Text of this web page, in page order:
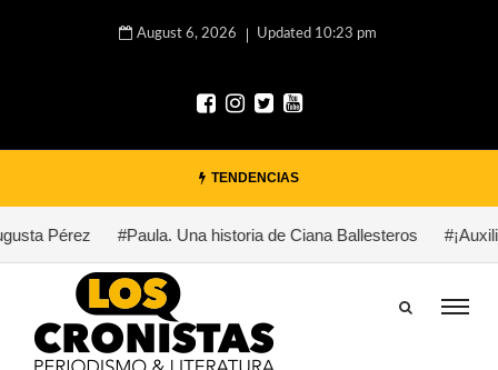
August 6, 2026 Updated 10:23 pm
TENDENCIAS
Pérez #Paula. Una historia de Ciana Ballesteros